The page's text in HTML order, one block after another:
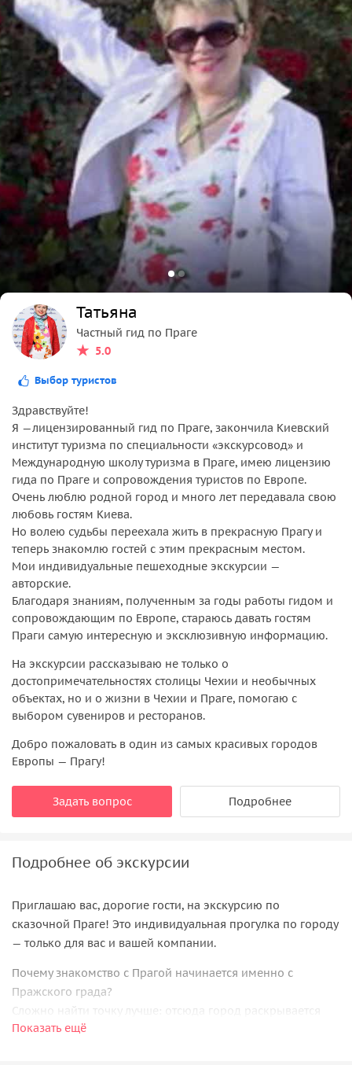
Татьяна
Частный гид по Праге
5.0
Выбор туристов
Здравствуйте!
Я —лицензированный гид по Праге, закончила Киевский
институт туризма по специальности «экскурсовод» и
Международную школу туризма в Праге, имею лицензию
гида по Праге и сопровождения туристов по Европе.
Очень люблю родной город и много лет передавала свою
любовь гостям Киева.
Но волею судьбы переехала жить в прекрасную Прагу и
теперь знакомлю гостей с этим прекрасным местом.
Мои индивидуальные пешеходные экскурсии —
авторские.
Благодаря знаниям, полученным за годы работы гидом и
сопровождающим по Европе, стараюсь давать гостям
Праги самую интересную и эксклюзивную информацию.
На экскурсии рассказываю не только о
достопримечательностях столицы Чехии и необычных
объектах, но и о жизни в Чехии и Праге, помогаю с
выбором сувениров и ресторанов.
Добро пожаловать в один из самых красивых городов
Европы — Прагу!
Задать вопрос Подробнее
Подробнее об экскурсии
Приглашаю вас, дорогие гости, на экскурсию по
сказочной Праге! Это индивидуальная прогулка по городу
— только для вас и вашей компании.
Почему знакомство с Прагой начинается именно с
Пражского града?
Сложно найти точку лучше: отсюда город раскрывается
сразу — и историей, и масштабом.
Показать ещё